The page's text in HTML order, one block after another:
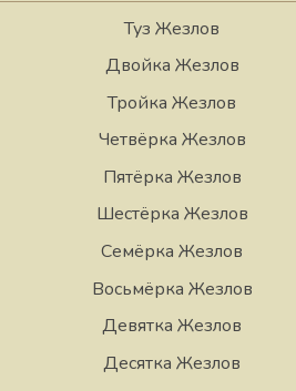
Туз Жезлов
Двойка Жезлов
Тройка Жезлов
Четвёрка Жезлов
Пятёрка Жезлов
Шестёрка Жезлов
Семёрка Жезлов
Восьмёрка Жезлов
Девятка Жезлов
Десятка Жезлов